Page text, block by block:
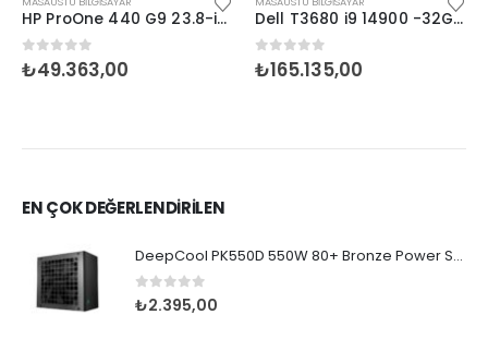
HP ProOne 440 G9 23.8-i5 13500-32GB-512SSD-W11Home
0 5 üzerinden
₺49.363,00
Dell T3680 i9 14900 -32GB-1TBSSD-20G-W11Pro
0 5 üzerinden
₺165.135,00
EN ÇOK DEĞERLENDİRİLEN
DeepCool PK550D 550W 80+ Bronze Power Supply
0 5 üzerinden
₺2.395,00